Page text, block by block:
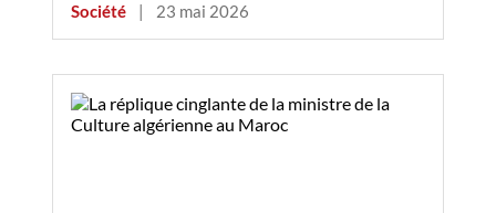
Société | 23 mai 2026